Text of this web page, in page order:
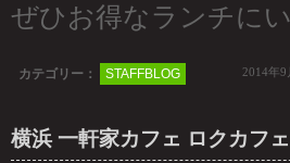
ぜひお得なランチに
カテゴリー： STAFFBLOG 2014年9
横浜 一軒家カフェ ロクカフ